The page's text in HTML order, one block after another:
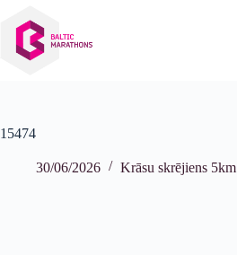
saturu
15474
30/06/2026 Krāsu skrējiens 5km